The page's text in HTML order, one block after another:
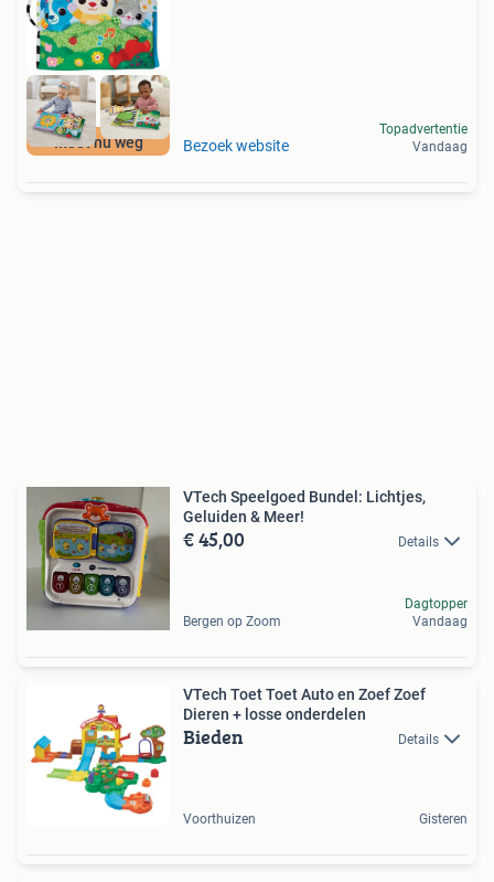
Moet nu weg Bezoek website
Topadvertentie
Vandaag
VTech Speelgoed Bundel: Lichtjes,
Geluiden & Meer!
€ 45,00 Details
Bergen op Zoom
Dagtopper
Vandaag
VTech Toet Toet Auto en Zoef Zoef
Dieren + losse onderdelen
Bieden Details
Voorthuizen Gisteren